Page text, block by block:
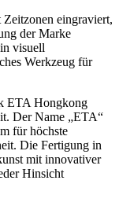
eingraviert,
der Marke
visuell
Werkzeug für
ETA Hongkong
Der Name „ETA“
für höchste
Die Fertigung in
mit innovativer
Hinsicht